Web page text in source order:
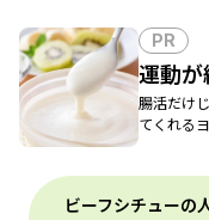
PR
運動
腸活だけ
てくれる
ビーフシチューの